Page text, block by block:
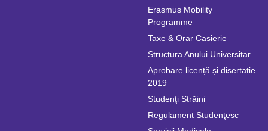
Erasmus Mobility
Programme
Taxe & Orar Casierie
Structura Anului Universitar
Aprobare licență și disertație
2019
Studenţi Străini
Regulament Studenţesc